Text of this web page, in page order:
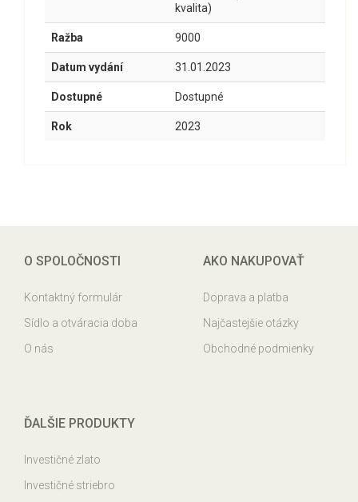
kvalita)
Ražba 9000
Datum vydání 31.01.2023
Dostupné Dostupné
Rok 2023
O SPOLOČNOSTI
Kontaktný formulár
Sídlo a otváracia doba
O nás
AKO NAKUPOVAŤ
Doprava a platba
Najčastejšie otázky
Obchodné podmienky
ĎALŠIE PRODUKTY
Investičné zlato
Investičné striebro